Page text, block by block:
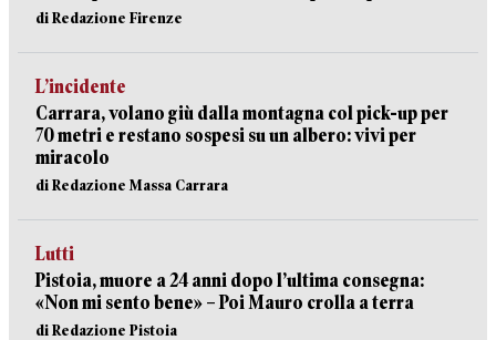
di Redazione Firenze
L’incidente
Carrara, volano giù dalla montagna col pick-up per
70 metri e restano sospesi su un albero: vivi per
miracolo
di Redazione Massa Carrara
Lutti
Pistoia, muore a 24 anni dopo l’ultima consegna:
«Non mi sento bene» – Poi Mauro crolla a terra
di Redazione Pistoia